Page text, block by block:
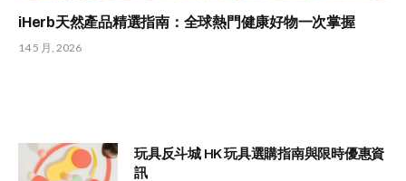
iHerb天然產品精選指南：全球熱門健康好物一次掌握
14 5 月, 2026
玩具反斗城 HK 玩具選購指南與限時優惠資
訊